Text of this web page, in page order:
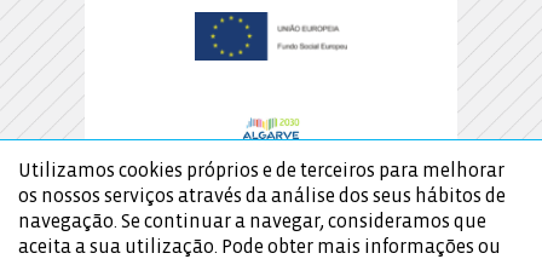
Utilizamos cookies próprios e de terceiros para melhorar
os nossos serviços através da análise dos seus hábitos de
navegação. Se continuar a navegar, consideramos que
aceita a sua utilização. Pode obter mais informações ou